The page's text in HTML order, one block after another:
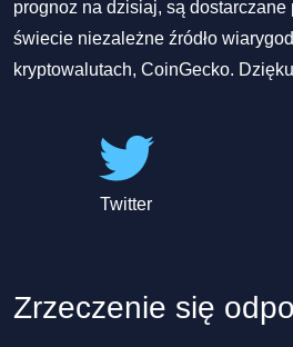
prognoz na dzisiaj, są
świecie niezależne źródło
kryptowalutach, CoinGecko.
Twitter
Zrzeczenie się